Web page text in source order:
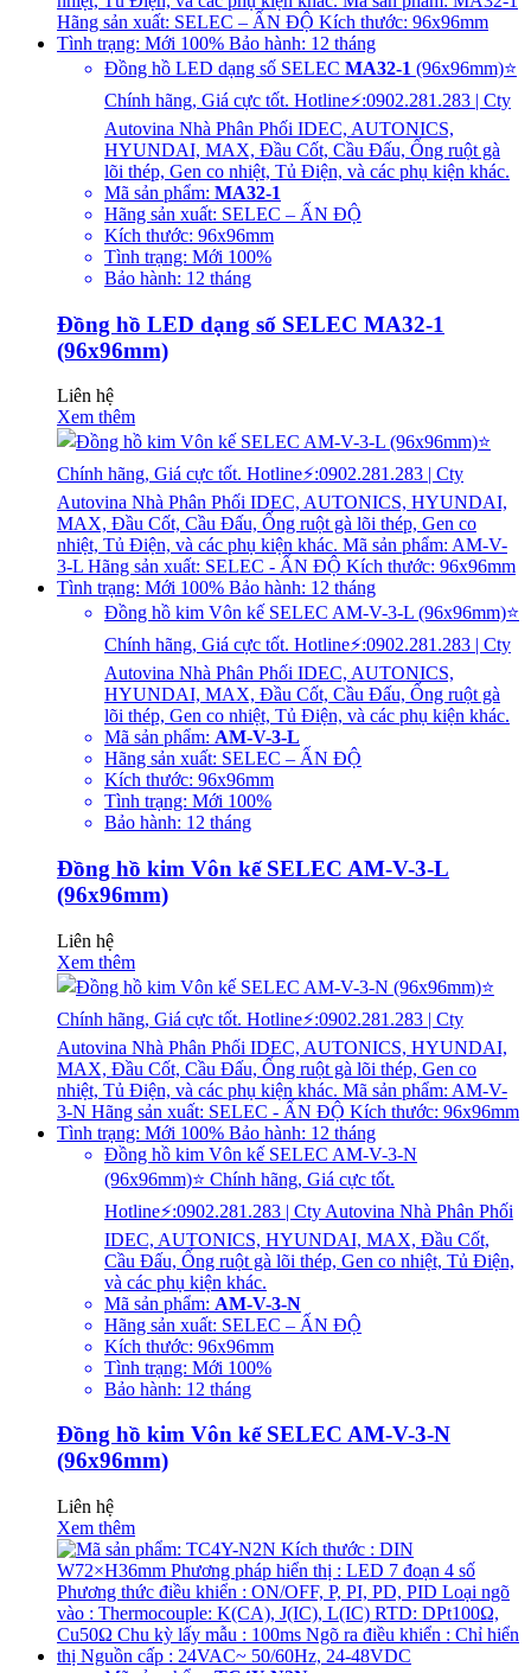
Đồng hồ LED dạng số SELEC MA32-1 (96x96mm)⭐
Chính hãng, Giá cực tốt. Hotline⚡:0902.281.283 | Cty
Autovina Nhà Phân Phối IDEC, AUTONICS,
HYUNDAI, MAX, Đầu Cốt, Cầu Đấu, Ống ruột gà
lõi thép, Gen co nhiệt, Tủ Điện, và các phụ kiện khác.
Mã sản phẩm: MA32-1
Hãng sản xuất: SELEC – ẤN ĐỘ
Kích thước: 96x96mm
Tình trạng: Mới 100%
Bảo hành: 12 tháng
Đồng hồ LED dạng số SELEC MA32-1
(96x96mm)
Liên hệ
Xem thêm
Đồng hồ kim Vôn kế SELEC AM-V-3-L (96x96mm)⭐
Chính hãng, Giá cực tốt. Hotline⚡:0902.281.283 | Cty
Autovina Nhà Phân Phối IDEC, AUTONICS,
HYUNDAI, MAX, Đầu Cốt, Cầu Đấu, Ống ruột gà
lõi thép, Gen co nhiệt, Tủ Điện, và các phụ kiện khác.
Mã sản phẩm: AM-V-3-L
Hãng sản xuất: SELEC – ẤN ĐỘ
Kích thước: 96x96mm
Tình trạng: Mới 100%
Bảo hành: 12 tháng
Đồng hồ kim Vôn kế SELEC AM-V-3-L
(96x96mm)
Liên hệ
Xem thêm
Đồng hồ kim Vôn kế SELEC AM-V-3-N
(96x96mm)⭐ Chính hãng, Giá cực tốt.
Hotline⚡:0902.281.283 | Cty Autovina Nhà Phân Phối
IDEC, AUTONICS, HYUNDAI, MAX, Đầu Cốt,
Cầu Đấu, Ống ruột gà lõi thép, Gen co nhiệt, Tủ Điện,
và các phụ kiện khác.
Mã sản phẩm: AM-V-3-N
Hãng sản xuất: SELEC – ẤN ĐỘ
Kích thước: 96x96mm
Tình trạng: Mới 100%
Bảo hành: 12 tháng
Đồng hồ kim Vôn kế SELEC AM-V-3-N
(96x96mm)
Liên hệ
Xem thêm